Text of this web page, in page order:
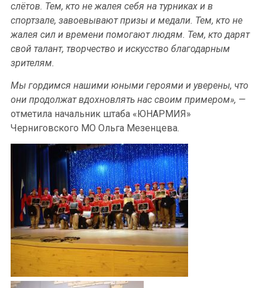
слётов. Тем, кто не жалея себя на турниках и в
спортзале, завоевывают призы и медали. Тем, кто не
жалея сил и времени помогают людям. Тем, кто дарят
свой талант, творчество и искусство благодарным
зрителям.
Мы гордимся нашими юными героями и уверены, что
они продолжат вдохновлять нас своим примером», —
отметила начальник штаба «ЮНАРМИЯ»
Черниговского МО Ольга Мезенцева.